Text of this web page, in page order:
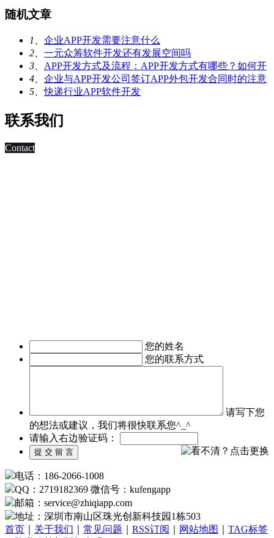
随机文章
1、 企业APP开发需要注意什么
2、 一元众筹软件开发还有发展空间吗
3、 APP开发方式及流程：APP开发方式有哪些？如何开
4、 企业与APP开发公司签订APP外包开发合同时的注意
5、快递行业APP软件开发
联系我们
Contact
您的姓名
您的联系方式
请写下您
的想法或建议，我们将很快联系您^_^
请输入右边验证码：
电话：186-2066-1008
QQ：2719182369 微信号：kufengapp
邮箱：service@zhiqiapp.com
地址：深圳市南山区珠光创新科技园1栋503
首页
关于我们 常见问题 RSS订阅 网站地图
TAG标签